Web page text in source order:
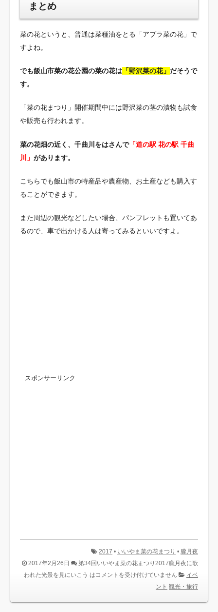
まとめ
菜の花というと、普通は菜種油をとる「アブラ菜の花」で
すよね。
でも飯山市菜の花公園の菜の花は 「野沢菜の花」 だそうで
す。
「菜の花まつり」開催期間中には野沢菜の茎の漬物も試食
や販売も行われます。
菜の花畑の近く、千曲川をはさんで「道の駅 花の駅 千曲
川」 があります。
こちらでも飯山市の特産品や農産物、お土産なども購入す
ることができます。
また周辺の観光などしたい場合、パンフレットも置いてあ
るので、車で出かける人は寄ってみるといいですよ。
スポンサーリンク
2017 • いいやま菜の花まつり • 朧月夜
2017年2月26日
第34回いいやま菜の花まつり2017朧月夜に歌
われた光景を見にいこう は コメントを受け付けていません
イベ
ント 観光・旅行